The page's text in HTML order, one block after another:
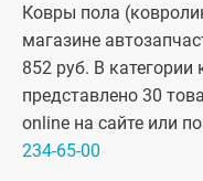
Ковры пола
магазине
852 руб. В
представлено 30
online на сайте или
234-65-00